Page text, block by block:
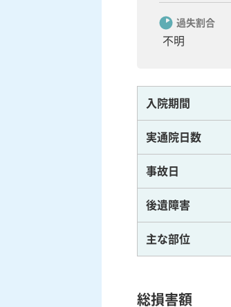
過失割合
不明
入院期間
実通院日数
事故日
後遺障害
主な部位
総損害額